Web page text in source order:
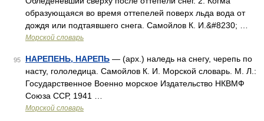
образующаяся во время оттепелей поверх льда вода от
дождя или подтаявшего снега. Самойлов К. И.&#8230; …
Морской словарь
95 НАРЕПЕНЬ, НАРЕПЬ — (арх.) наледь на снегу, черепь по
насту, гололедица. Самойлов К. И. Морской словарь. М. Л.:
Государственное Военно морское Издательство НКВМФ
Союза ССР, 1941 …
Морской словарь